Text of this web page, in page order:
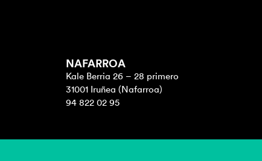
NAFARROA
Kale Berria 26 – 28 primero
31001 Iruñea (Nafarroa)
94 822 02 95